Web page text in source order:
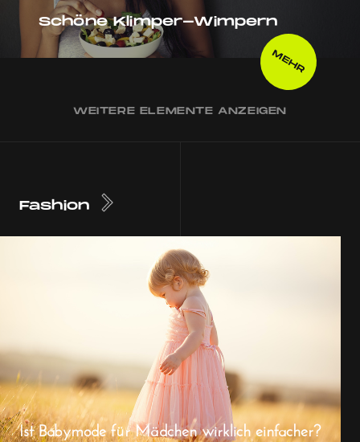
Schöne Klimper-Wimpern
MEHR
WEITERE ELEMENTE ANZEIGEN
Fashion
Ist Babymode für Mädchen wirklich einfacher?